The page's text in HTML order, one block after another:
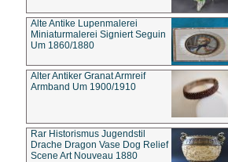
Alte Antike Lupenmalerei
Miniaturmalerei Signiert Seguin
Um 1860/1880
Alter Antiker Granat Armreif
Armband Um 1900/1910
Rar Historismus Jugendstil
Drache Dragon Vase Dog Relief
Scene Art Nouveau 1880